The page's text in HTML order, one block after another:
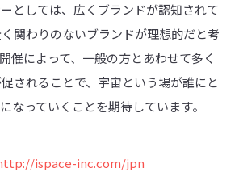
としては、広くブランドが認知されて
関わりのないブランドが理想的だと考
催によって、一般の方とあわせて多く
されることで、宇宙という場が誰にと
なっていくことを期待しています。
ispace-inc.com/jpn